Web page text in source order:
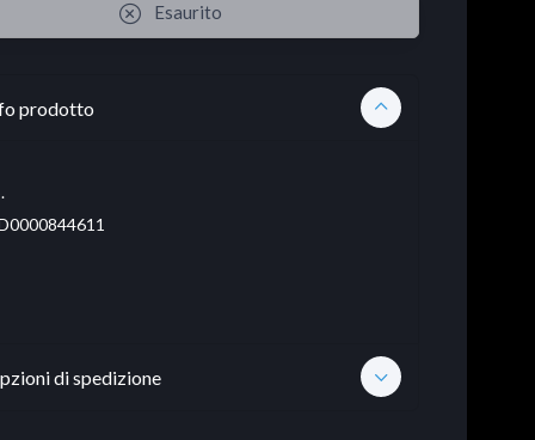
Esaurito
prodotto
di spedizione